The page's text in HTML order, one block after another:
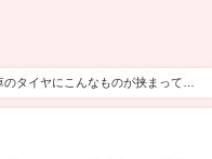
のタイヤにこんなものが挟まって